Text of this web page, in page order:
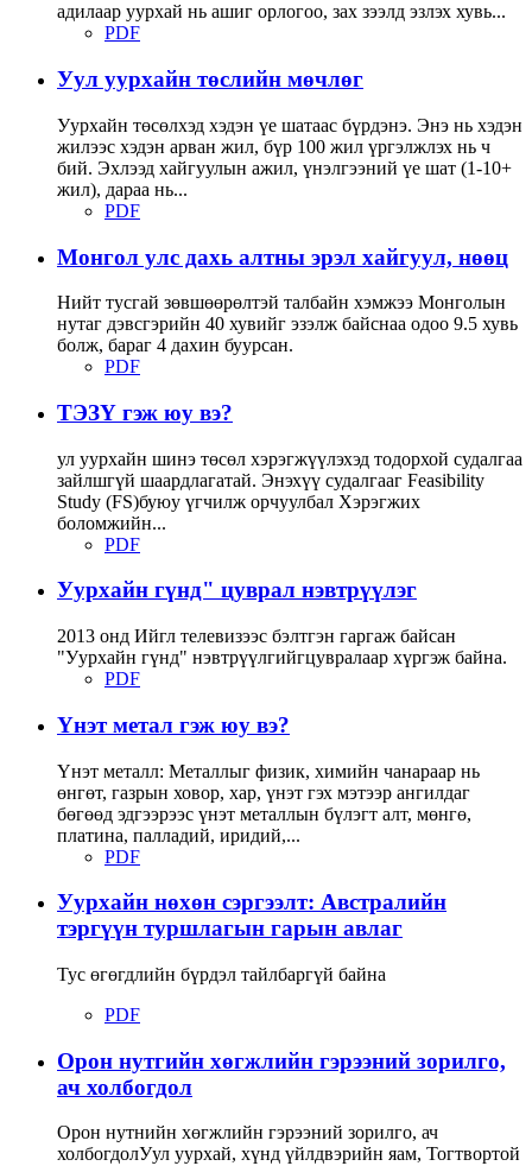
адилаар уурхай нь ашиг орлогоо, зах зээлд эзлэх хувь...
PDF
Уул уурхайн төслийн мөчлөг
Уурхайн төсөлхэд хэдэн үе шатаас бүрдэнэ. Энэ нь хэдэн
жилээс хэдэн арван жил, бүр 100 жил үргэлжлэх нь ч
бий. Эхлээд хайгуулын ажил, үнэлгээний үе шат (1-10+
жил), дараа нь...
PDF
Монгол улс дахь алтны эрэл хайгуул, нөөц
Нийт тусгай зөвшөөрөлтэй талбайн хэмжээ Монголын
нутаг дэвсгэрийн 40 хувийг эзэлж байснаа одоо 9.5 хувь
болж, бараг 4 дахин буурсан.
PDF
ТЭЗҮ гэж юу вэ?
ул уурхайн шинэ төсөл хэрэгжүүлэхэд тодорхой судалгаа
зайлшгүй шаардлагатай. Энэхүү судалгааг Feasibility
Study (FS)буюу үгчилж орчуулбал Хэрэгжих
боломжийн...
PDF
Уурхайн гүнд" цуврал нэвтрүүлэг
2013 онд Ийгл телевизээс бэлтгэн гаргаж байсан
"Уурхайн гүнд" нэвтрүүлгийгцувралаар хүргэж байна.
PDF
Үнэт метал гэж юу вэ?
Үнэт металл: Металлыг физик, химийн чанараар нь
өнгөт, газрын ховор, хар, үнэт гэх мэтээр ангилдаг
бөгөөд эдгээрээс үнэт металлын бүлэгт алт, мөнгө,
платина, палладий, иридий,...
PDF
Уурхайн нөхөн сэргээлт: Австралийн
тэргүүн туршлагын гарын авлаг
Тус өгөгдлийн бүрдэл тайлбаргүй байна
PDF
Орон нутгийн хөгжлийн гэрээний зорилго,
ач холбогдол
Орон нутнийн хөгжлийн гэрээний зорилго, ач
холбогдолУул уурхай, хүнд үйлдвэрийн яам, Тогтвортой